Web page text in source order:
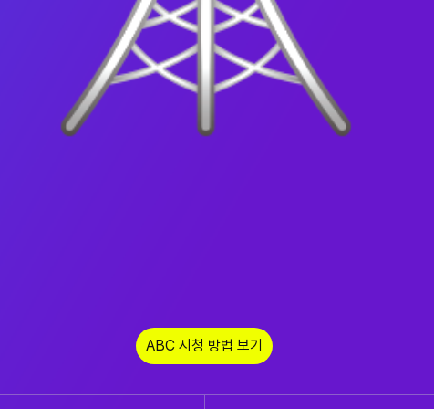
ABC 시청 방법 보기